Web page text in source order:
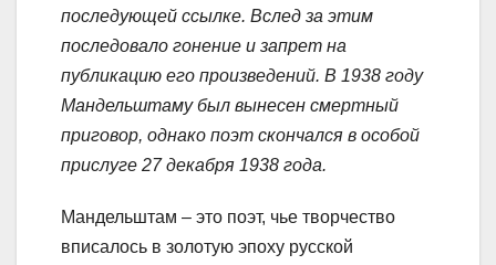
последующей ссылке. Вслед за этим
последовало гонение и запрет на
публикацию его произведений. В 1938 году
Мандельштаму был вынесен смертный
приговор, однако поэт скончался в особой
прислуге 27 декабря 1938 года.
Мандельштам – это поэт, чье творчество
вписалось в золотую эпоху русской